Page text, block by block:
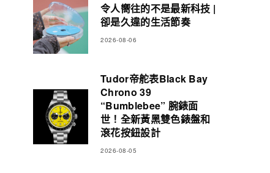
令人嚮往的不是最新科技 |
卻是久違的生活節奏
2026-08-06
Tudor帝舵表Black Bay
Chrono 39
“Bumblebee” 腕錶面
世！全新黃黑雙色錶盤和
滾花按鈕設計
2026-08-05